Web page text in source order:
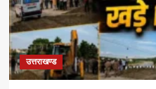
उत्तराखण्ड